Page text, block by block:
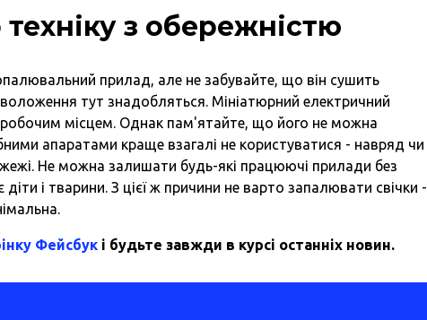
з обережністю
прилад, але не забувайте, що він сушить
тут знадобляться. Мініатюрний електричний
робочим місцем. Однак пам'ятайте, що його не можна
апаратами краще взагалі не користуватися - навряд чи
Не можна залишати будь-які працюючі прилади без
і тварини. З цієї ж причини не варто запалювати свічки -
Фейсбук і будьте завжди в курсі останніх новин.